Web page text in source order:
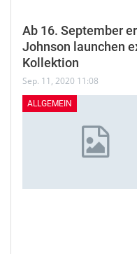
Ab 16. September
Johnson launchen
Kollektion
Sep. 11, 2020 11:08
ALLGEMEIN